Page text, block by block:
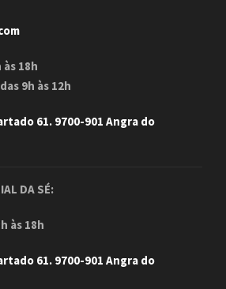
às 18h
9h às 12h
61. 9700-901 Angra do
DA SÉ:
às 18h
61. 9700-901 Angra do